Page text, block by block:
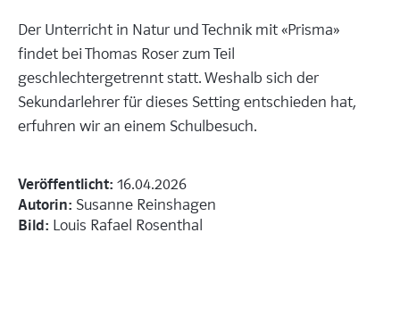
Der Unterricht in Natur und Technik mit «Prisma»
findet bei Thomas Roser zum Teil
geschlechtergetrennt statt. Weshalb sich der
Sekundarlehrer für dieses Setting entschieden hat,
erfuhren wir an einem Schulbesuch.
Veröffentlicht: 16.04.2026
Autorin: Susanne Reinshagen
Bild: Louis Rafael Rosenthal